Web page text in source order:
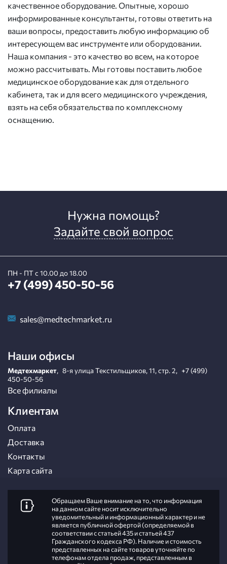
качественное оборудование. Опытные, хорошо
информированные консультанты, готовы ответить на
ваши вопросы, предоставить любую информацию об
интересующем вас инструменте или оборудовании.
Наша компания - это качество во всем, на которое
можно рассчитывать. Мы готовы поставить любое
медицинское оборудование как для отдельного
кабинета, так и для всего медицинского учреждения,
взять на себя обязательства по комплексному
оснащению.
Нужна помощь?
Задайте свой вопрос
ПН - ПТ с 10.00 до 18.00
+7 (499) 450-50-56
sales@medtechmarket.ru
Наши офисы
Медтехмаркет, 8-я улица Текстильщиков, 11, стр. 2, +7 (499)
450-50-56
Все филиалы
Клиентам
Оплата
Доставка
Контакты
Карта сайта
Обращаем Ваше внимание на то, что информация
на данном сайте носит исключительно
уведомительный и информационный характер и не
является публичной офертой (определяемой в
соответствии с статьей 435 и статьей 437
Гражданского кодекса РФ). Наличие и стоимость
представленных на сайте товаров уточняйте по
телефонам отдела продаж, представленным в